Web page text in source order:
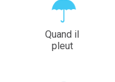
Quand il
pleut